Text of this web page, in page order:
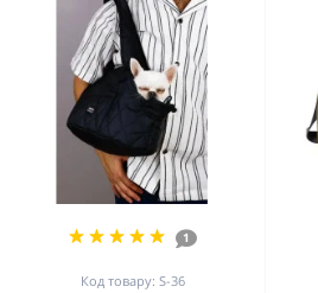
1
Код товару: S-36